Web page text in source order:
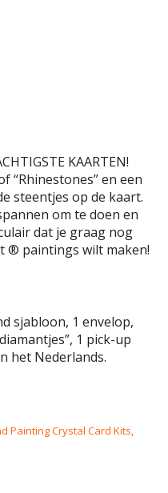
KAARTEN!
“Rhinestones” en een
steentjes op de kaart.
om te doen en
dat je graag nog
® paintings wilt maken!
sjabloon, 1 envelop,
1 pick-up
het Nederlands.
Painting Crystal Card Kits,